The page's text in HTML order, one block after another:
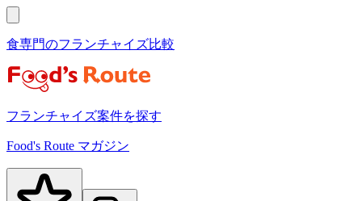
食専門のフランチャイズ比較
フランチャイズ案件を探す
Food's Route マガジン